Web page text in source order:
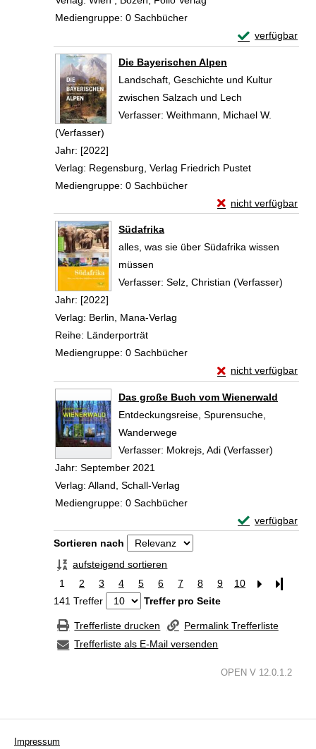
Mediengruppe: 0 Sachbücher
verfügbar
Exemplar-
Die Bayerischen Alpen
Landschaft, Geschichte und Kultur
zwischen Salzach und Lech
Verfasser: Weithmann, Michael W.
(Verfasser)
Jahr: [2022]
Verlag: Regensburg, Verlag Friedrich Pustet
Mediengruppe: 0 Sachbücher
nicht verfügbar
Exemplar-Details
Südafrika
alles, was sie über Südafrika wissen
müssen
Verfasser: Selz, Christian (Verfasser)
Jahr: [2022]
Verlag: Berlin, Mana-Verlag
Reihe: Länderporträt
Mediengruppe: 0 Sachbücher
nicht verfügbar
Exemplar-Details
Das große Buch vom Wienerwald
Entdeckungsreise, Spurensuche,
Wanderwege
Verfasser: Mokrejs, Adi (Verfasser)
Jahr: September 2021
Verlag: Alland, Schall-Verlag
Mediengruppe: 0 Sachbücher
verfügbar
Exemplar-
Zu den Suchfiltern springen
Sortieren nach
aufsteigend sortieren
1
2 3 4 5 6 7 8 9 10
Letzte
141 Treffer
Treffer pro Seite
Trefferliste drucken
Permalink Trefferliste
Trefferliste als E-Mail versenden
OPEN V 12.0.1.2
Impressum